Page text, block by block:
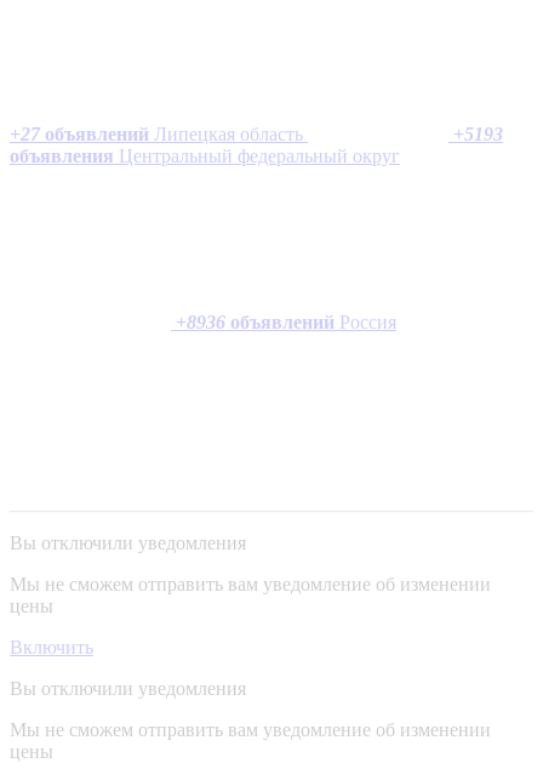
+27 объявлений Липецкая область +5193
объявления Центральный федеральный округ
+8936 объявлений Россия
Вы отключили уведомления
Мы не сможем отправить вам уведомление об изменении
цены
Включить
Вы отключили уведомления
Мы не сможем отправить вам уведомление об изменении
цены